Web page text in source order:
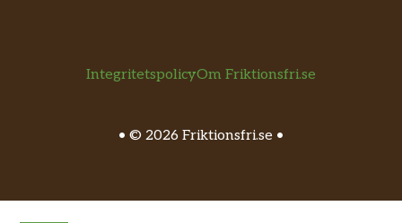
IntegritetspolicyOm Friktionsfri.se
• © 2026 Friktionsfri.se •